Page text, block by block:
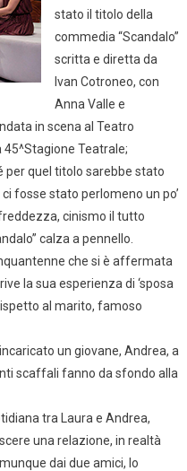
stato il titolo della
commedia “Scandalo”
scritta e diretta da
Ivan Cotroneo, con
Anna Valle e
in scena al Teatro
45^Stagione Teatrale;
per quel titolo sarebbe stato
fosse stato perlomeno un po’
cinismo il tutto
calza a pennello.
che si è affermata
la sua esperienza di ‘sposa
al marito, famoso
un giovane, Andrea, a
scaffali fanno da sfondo alla
tra Laura e Andrea,
una relazione, in realtà
dai due amici, lo